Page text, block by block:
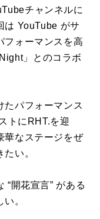
チャンネルに
は YouTube がサ
フォーマンスを高
」とのコラボ
たパフォーマンス
トにRHT.を迎
華なステージをぜ
い。
“開花宣言” がある
。